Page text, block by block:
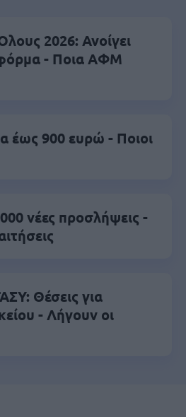
2026: Ανοίγει
- Ποια ΑΦΜ
έως 900 ευρώ - Ποιοι
νέες προσλήψεις -
Θέσεις για
- Λήγουν οι